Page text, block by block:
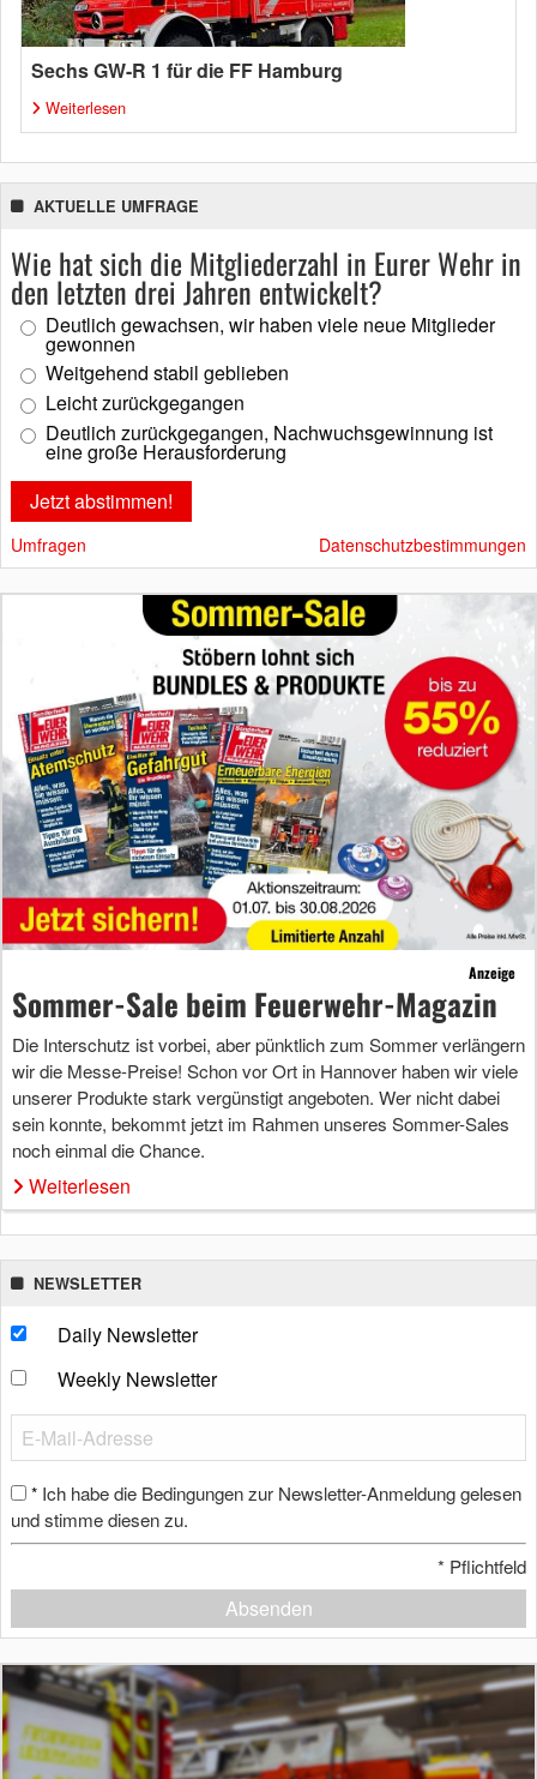
Sechs GW-R 1 für die FF Hamburg
Weiterlesen
AKTUELLE UMFRAGE
Wie hat sich die Mitgliederzahl in Eurer Wehr in
den letzten drei Jahren entwickelt?
Deutlich gewachsen, wir haben viele neue Mitglieder
gewonnen
Weitgehend stabil geblieben
Leicht zurückgegangen
Deutlich zurückgegangen, Nachwuchsgewinnung ist
eine große Herausforderung
Umfragen Datenschutzbestimmungen
Anzeige
Sommer-Sale beim Feuerwehr-Magazin
Die Interschutz ist vorbei, aber pünktlich zum Sommer verlängern
wir die Messe-Preise! Schon vor Ort in Hannover haben wir viele
unserer Produkte stark vergünstigt angeboten. Wer nicht dabei
sein konnte, bekommt jetzt im Rahmen unseres Sommer-Sales
noch einmal die Chance.
Weiterlesen
NEWSLETTER
Daily Newsletter
Weekly Newsletter
* Ich habe die Bedingungen zur Newsletter-Anmeldung gelesen
und stimme diesen zu.
* Pflichtfeld
Absenden